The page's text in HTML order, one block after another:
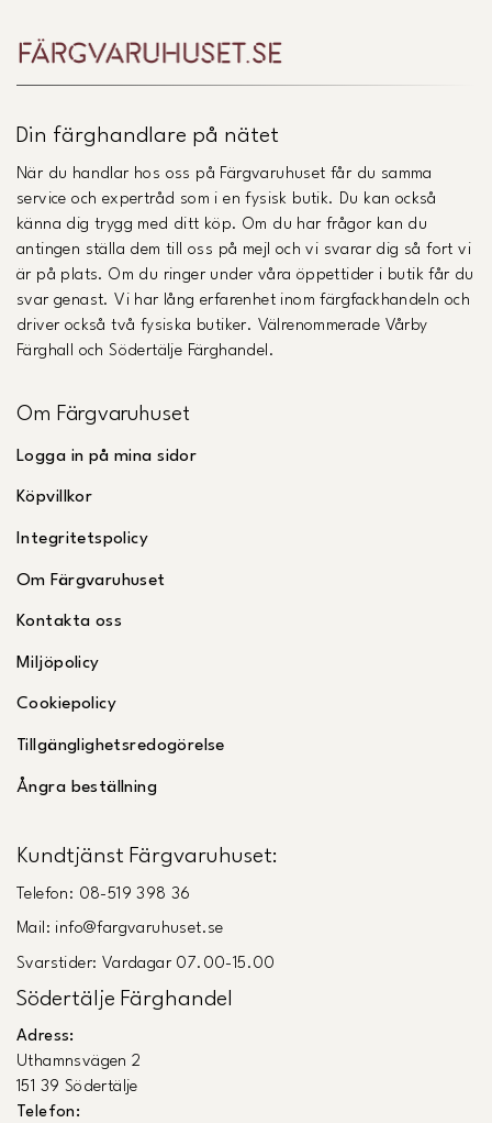
Din färghandlare på nätet
När du handlar hos oss på Färgvaruhuset får du samma
service och expertråd som i en fysisk butik. Du kan också
känna dig trygg med ditt köp. Om du har frågor kan du
antingen ställa dem till oss på mejl och vi svarar dig så fort vi
är på plats. Om du ringer under våra öppettider i butik får du
svar genast. Vi har lång erfarenhet inom färgfackhandeln och
driver också två fysiska butiker. Välrenommerade Vårby
Färghall och Södertälje Färghandel.
Om Färgvaruhuset
Logga in på mina sidor
Köpvillkor
Integritetspolicy
Om Färgvaruhuset
Kontakta oss
Miljöpolicy
Cookiepolicy
Tillgänglighetsredogörelse
Ångra beställning
Kundtjänst Färgvaruhuset:
Telefon: 08-519 398 36
Mail: info@fargvaruhuset.se
Svarstider: Vardagar 07.00-15.00
Södertälje Färghandel
Adress:
Uthamnsvägen 2
151 39 Södertälje
Telefon: